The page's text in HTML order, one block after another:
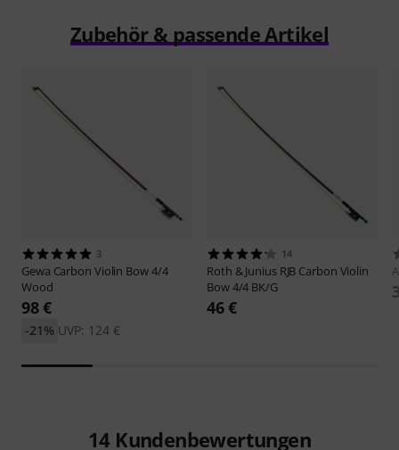
Zubehör & passende Artikel
3
Gewa Carbon Violin Bow 4/4
Wood
98 €
UVP: 124 €
-21%
14
Roth & Junius RJB Carbon Violin
Bow 4/4 BK/G
46 €
14 Kundenbewertungen